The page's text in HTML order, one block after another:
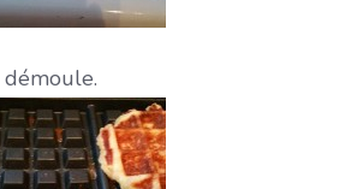
démoule.